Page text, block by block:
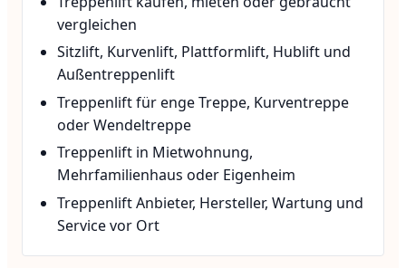
vergleichen
Sitzlift, Kurvenlift, Plattformlift, Hublift und
Außentreppenlift
Treppenlift für enge Treppe, Kurventreppe
oder Wendeltreppe
Treppenlift in Mietwohnung,
Mehrfamilienhaus oder Eigenheim
Treppenlift Anbieter, Hersteller, Wartung und
Service vor Ort